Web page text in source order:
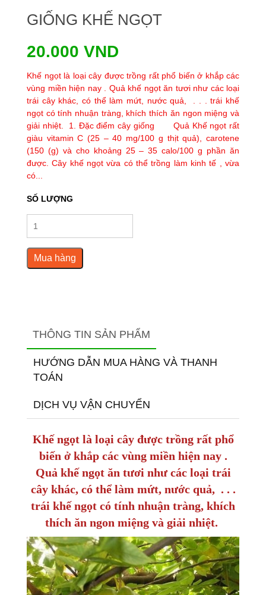
GIỐNG KHẾ NGỌT
20.000 VND
Khế ngọt là loại cây được trồng rất phổ biến ở khắp các
vùng miền hiện nay . Quả khế ngọt ăn tươi như các loại
trái cây khác, có thể làm mứt, nước quả, . . . trái khế
ngọt có tính nhuận tràng, khích thích ăn ngon miệng và
giải nhiệt. 1. Đặc điểm cây giống Quả Khế ngọt rất
giàu vitamin C (25 – 40 mg/100 g thịt quả), carotene
(150 (g) và cho khoảng 25 – 35 calo/100 g phần ăn
được. Cây khế ngọt vừa có thể trồng làm kinh tế , vừa
có...
SỐ LƯỢNG
Mua hàng
THÔNG TIN SẢN PHẨM
HƯỚNG DẪN MUA HÀNG VÀ THANH
TOÁN
DỊCH VỤ VẬN CHUYỂN
Khế ngọt là loại cây được trồng rất phổ
biến ở khắp các vùng miền hiện nay .
Quả khế ngọt ăn tươi như các loại trái
cây khác, có thể làm mứt, nước quả, . . .
trái khế ngọt có tính nhuận tràng, khích
thích ăn ngon miệng và giải nhiệt.